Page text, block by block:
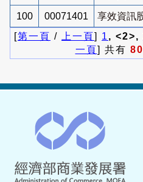
100 00071401
享效資訊
[第一頁 / 上一頁] 1 , <2>,
一頁] 共有